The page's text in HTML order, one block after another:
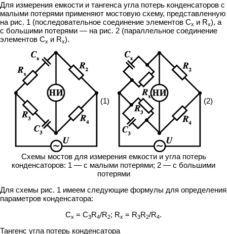
Для измерения емкости и тангенса угла потерь конденсаторов с
малыми потерями применяют мостовую схему, представленную
на рис. 1 (последовательное соединение элементов Сх и Rх), а
с большими потерями — на рис. 2 (параллельное соединение
элементов Сх и Rх).
(1) (2)
Схемы мостов для измерения емкости и угла потерь
конденсаторов: 1 — с малыми потерями; 2 — с большими
потерями
Для схемы рис. 1 имеем следующие формулы для определения
параметров конденсатора:
Cх = C3R4/R2; Rх = R3R2/R4.
Тангенс угла потерь конденсатора